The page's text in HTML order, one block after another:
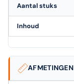
Aantal stuks
Inhoud
AFMETINGEN